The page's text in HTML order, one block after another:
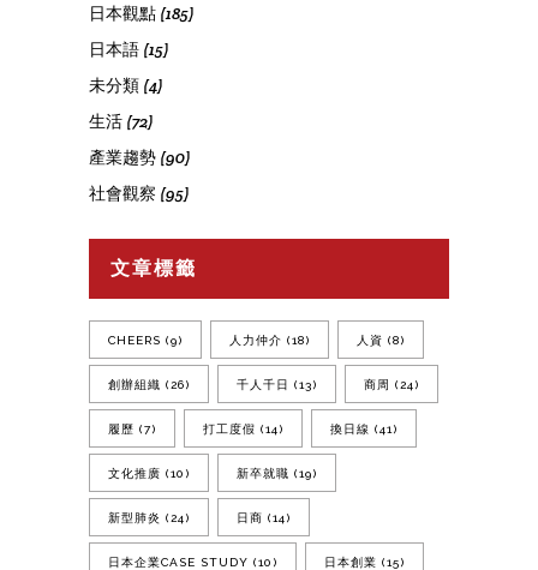
日本觀點 (185)
日本語 (15)
未分類 (4)
生活 (72)
產業趨勢 (90)
社會觀察 (95)
文章標籤
CHEERS (9) 人力仲介 (18) 人資 (8)
創辦組織 (26) 千人千日 (13) 商周 (24)
履歷 (7) 打工度假 (14) 換日線 (41)
文化推廣 (10) 新卒就職 (19)
新型肺炎 (24) 日商 (14)
日本企業CASE STUDY (10) 日本創業 (15)